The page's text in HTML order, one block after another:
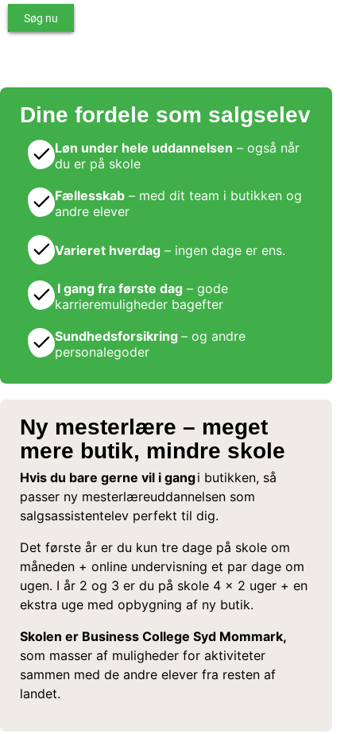
Søg nu
Dine fordele som salgselev​
Løn under hele uddannelsen – også når
du er på skole​
Fællesskab – med dit team i butikken og
andre elever ​
Varieret hverdag – ingen dage er ens. ​
I gang fra første dag – gode
karrieremuligheder bagefter​
Sundhedsforsikring – og andre
personalegoder ​
Ny mesterlære – meget
mere butik, mindre skole
Hvis du bare gerne vil i gangi butikken, så
passer ny mesterlæreuddannelsen som
salgsassistentelev perfekt til dig. ​
Det første år er du kun tre dage på skole om
måneden + online undervisning et par dage om
ugen. I år 2 og 3 er du på skole 4 x 2 uger + en
ekstra uge med opbygning af ny butik. ​
Skolen er Business College Syd Mommark,
som masser af muligheder for aktiviteter
sammen med de andre elever fra resten af
landet.